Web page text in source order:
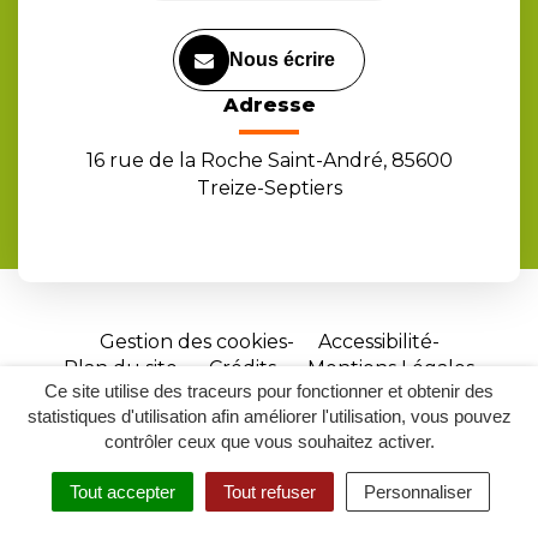
Ce site utilise des traceurs pour fonctionner et obtenir des
statistiques d'utilisation afin améliorer l'utilisation, vous pouvez
contrôler ceux que vous souhaitez activer.
Tout accepter Tout refuser Personnaliser
RECHERCHER
ACCESSIBILITÉ
Nous écrire
Adresse
16 rue de la Roche Saint-André, 85600
Treize-Septiers
Gestion des cookies
Accessibilité
Plan du site
Crédits
Mentions Légales
Site
réalisé
par
Inovagora